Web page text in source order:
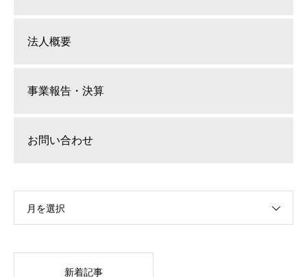
法人概要
事業報告・決算
お問い合わせ
月を選択
新着記事